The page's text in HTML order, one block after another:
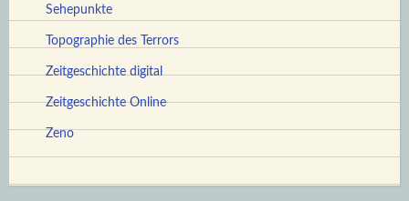
Sehepunkte
Topographie des Terrors
Zeitgeschichte digital
Zeitgeschichte Online
Zeno